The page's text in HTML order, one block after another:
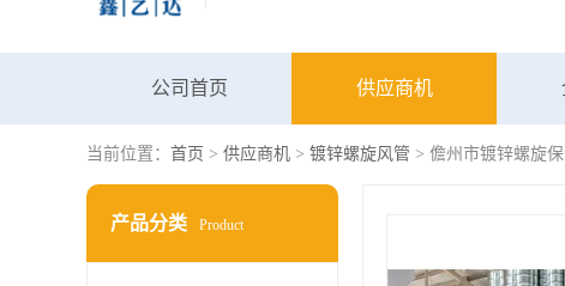
公司首页 供应商机
当前位置： 首页 > 供应商机 > 镀锌螺旋风管 > 儋州市镀锌螺旋
产品分类 Product